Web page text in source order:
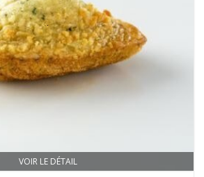
VOIR LE DÉTAIL